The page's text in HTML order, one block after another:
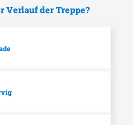
Verlauf der Treppe?